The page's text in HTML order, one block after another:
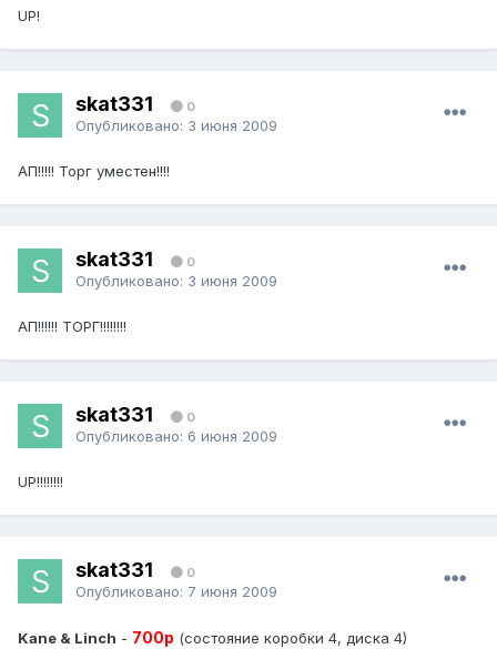
UP!
skat331 0
Опубликовано: 3 июня 2009
АП!!!!! Торг уместен!!!!
skat331 0
Опубликовано: 3 июня 2009
АП!!!!!! ТОРГ!!!!!!!!
skat331 0
Опубликовано: 6 июня 2009
UP!!!!!!!!
skat331 0
Опубликовано: 7 июня 2009
Kane & Linch - 700р (состояние коробки 4, диска 4)